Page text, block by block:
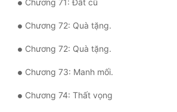
Chương 72: Quà tặng.
Chương 72: Quà tặng.
Chương 73: Manh mối.
Chương 74: Thất vọng